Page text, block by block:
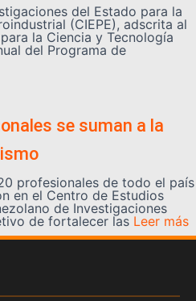
del Estado para la
(CIEPE), adscrita al
la Ciencia y Tecnología
del Programa de
se suman a la
profesionales de todo el país
en el Centro de Estudios
de Investigaciones
de fortalecer las Leer más